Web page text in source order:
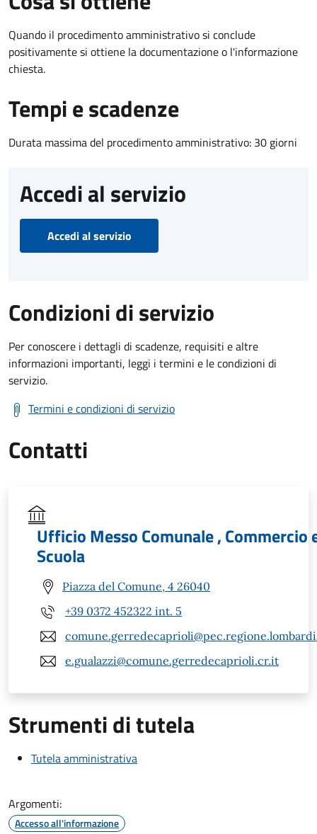
Quando il procedimento amministrativo si conclude
positivamente si ottiene la documentazione o l'informazione
chiesta.
Tempi e scadenze
Durata massima del procedimento amministrativo: 30 giorni
Accedi al servizio
Accedi al servizio
Condizioni di servizio
Per conoscere i dettagli di scadenze, requisiti e altre
informazioni importanti, leggi i termini e le condizioni di
servizio.
Termini e condizioni di servizio
Contatti
Ufficio Messo Comunale , Commercio
Scuola
Piazza del Comune, 4 26040
+39 0372 452322 int. 5
e.gualazzi@comune.gerredecaprioli.cr.it
Strumenti di tutela
Tutela amministrativa
Argomenti:
Accesso all'informazione